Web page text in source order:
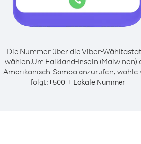
Die Nummer über die Viber-
wählen.Um Falkland-Inseln (Malwinen)
Amerikanisch-Samoa anzurufen, wähle
folgt:+500+ Lokale Nummer